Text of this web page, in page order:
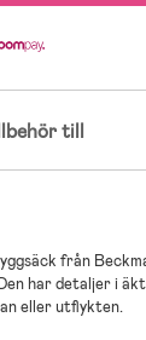
till
från
har detaljer i
eller utflykten.